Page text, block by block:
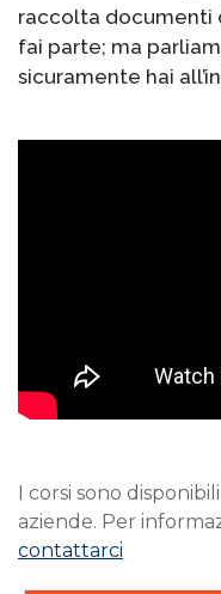
raccolta documenti
fai parte; ma
sicuramente hai
I corsi sono
aziende. Per
contattarci